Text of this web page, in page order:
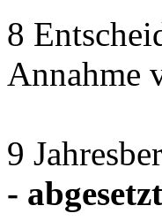
8
Annahme
9
-